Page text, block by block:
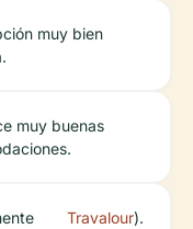
muy bien
muy buenas
Travalour).